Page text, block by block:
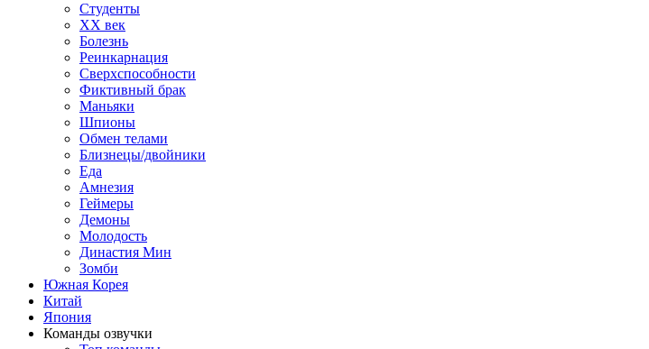
Студенты
ХХ век
Болезнь
Реинкарнация
Сверхспособности
Фиктивный брак
Маньяки
Шпионы
Обмен телами
Близнецы/двойники
Еда
Амнезия
Геймеры
Демоны
Молодость
Династия Мин
Зомби
Южная Корея
Китай
Япония
Команды озвучки